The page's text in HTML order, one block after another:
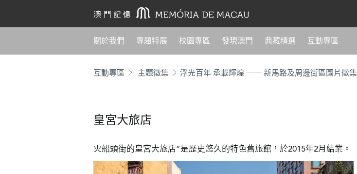
關於我們 專題特展 校園專區 發現澳門 典藏精選 互動專區
互動專區 主題徵集 浮光百年 承載輝煌 ── 新馬路及周邊街區圖片徵集
皇宮大旅店
火船頭街的皇宮大旅店”是歷史悠久的特色舊旅館，於2015年2月結業。